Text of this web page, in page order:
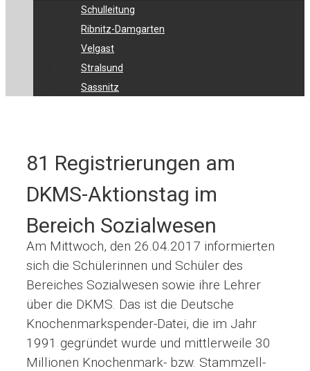
Schulleitung
Ribnitz-Damgarten
Velgast
Stralsund
Sassnitz
81 Registrierungen am
DKMS-Aktionstag im
Bereich Sozialwesen
Am Mittwoch, den 26.04.2017 informierten
sich die Schülerinnen und Schüler des
Bereiches Sozialwesen sowie ihre Lehrer
über die DKMS. Das ist die Deutsche
Knochenmarkspender-Datei, die im Jahr
1991 gegründet wurde und mittlerweile 30
Millionen Knochenmark- bzw. Stammzell-